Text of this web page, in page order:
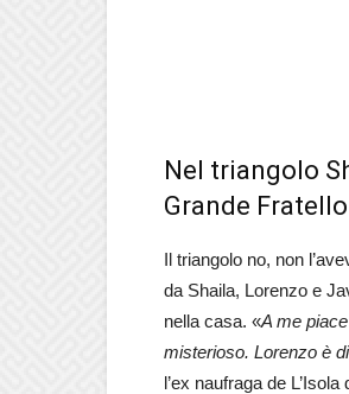
Nel triangolo
Grande
Il triangolo no, non
da Shaila, Lorenzo e
nella casa. «A me
misterioso. Lorenzo è
l’ex naufraga de